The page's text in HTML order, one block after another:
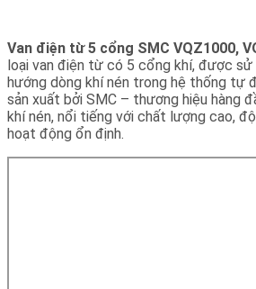
Van điện từ 5 cổng SMC VQZ1000,
loại van điện từ có 5 cổng khí, được sử
hướng dòng khí nén trong hệ thống tự
sản xuất bởi SMC – thương hiệu hàng
khí nén, nổi tiếng với chất lượng cao,
hoạt động ổn định.